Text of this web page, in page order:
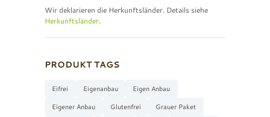
Wir deklarieren die Herkunftsländer. Details siehe
Herkunftsländer.
PRODUKT TAGS
Eifrei Eigenanbau
Eigen Anbau
Eigener Anbau
Glutenfrei
Grauer Paket